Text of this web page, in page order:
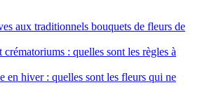
aux traditionnels bouquets de fleurs de
crématoriums : quelles sont les règles à
en hiver : quelles sont les fleurs qui ne